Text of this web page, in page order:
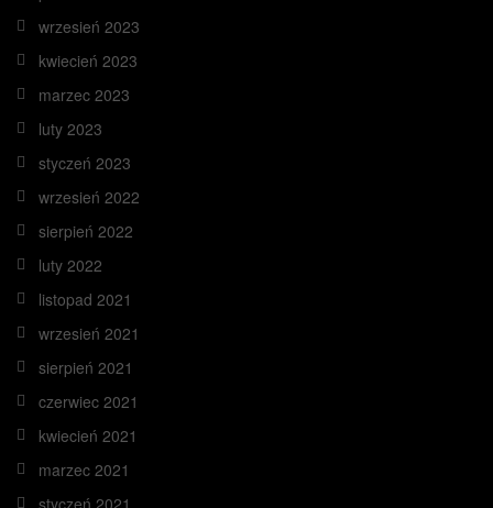
wrzesień 2023
kwiecień 2023
marzec 2023
luty 2023
styczeń 2023
wrzesień 2022
sierpień 2022
luty 2022
listopad 2021
wrzesień 2021
sierpień 2021
czerwiec 2021
kwiecień 2021
marzec 2021
styczeń 2021